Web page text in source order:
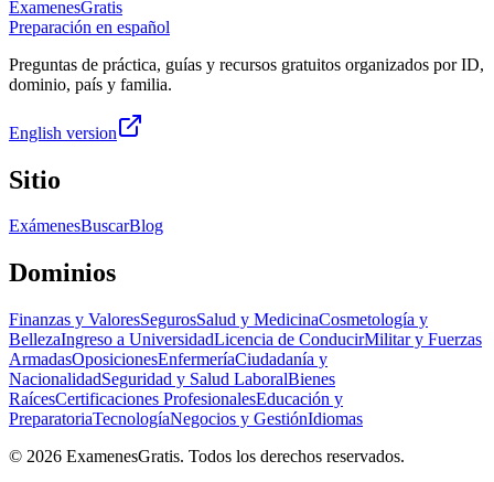
ExamenesGratis
Preparación en español
Preguntas de práctica, guías y recursos gratuitos organizados por ID,
dominio, país y familia.
English version
Sitio
ExámenesBuscarBlog
Dominios
Finanzas y ValoresSegurosSalud y MedicinaCosmetología y
BellezaIngreso a UniversidadLicencia de ConducirMilitar y Fuerzas
ArmadasOposicionesEnfermeríaCiudadanía y
NacionalidadSeguridad y Salud LaboralBienes
RaícesCertificaciones ProfesionalesEducación y
PreparatoriaTecnologíaNegocios y GestiónIdiomas
© 2026 ExamenesGratis. Todos los derechos reservados.